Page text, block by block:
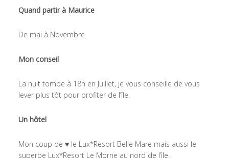
Quand partir à Maurice
De mai à Novembre
Mon conseil
La nuit tombe à 18h en Juillet, je vous conseille de vous
lever plus tôt pour profiter de l’île.
Un hôtel
Mon coup de ♥ le Lux*Resort Belle Mare mais aussi le
superbe Lux*Resort Le Morne au nord de l’île.